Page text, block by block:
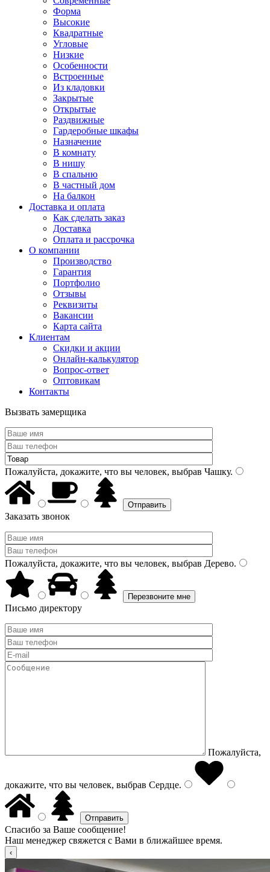
Форма
Высокие
Квадратные
Угловые
Низкие
Особенности
Встроенные
Из кладовки
Закрытые
Открытые
Раздвижные
Гардеробные шкафы
Назначение
В комнату
В нишу
В спальню
В частный дом
На балкон
Доставка и оплата
Как сделать заказ
Доставка
Оплата и рассрочка
О компании
Производство
Гарантия
Портфолио
Отзывы
Реквизиты
Вакансии
Карта сайта
Клиентам
Скидки и акции
Онлайн-калькулятор
Вопрос-ответ
Оптовикам
Контакты
Вызвать замерщика
Пожалуйста, докажите, что вы человек, выбрав Чашку.
Заказать звонок
Пожалуйста, докажите, что вы человек, выбрав Дерево.
Письмо директору
Пожалуйста,
докажите, что вы человек, выбрав Сердце.
Спасибо за Ваше сообщение!
Наш менеджер свяжется с Вами в ближайшее время.